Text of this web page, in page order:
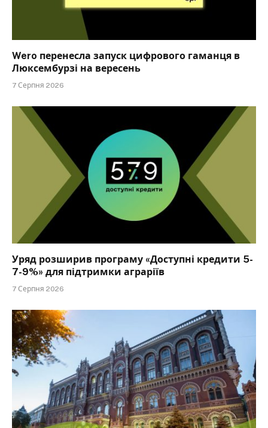
Wero перенесла запуск цифрового гаманця в
Люксембурзі на вересень
7 Серпня 2026
Уряд розширив програму «Доступні кредити 5-
7-9%» для підтримки аграріїв
7 Серпня 2026